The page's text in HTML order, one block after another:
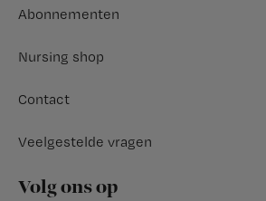
Abonnementen
Nursing shop
Contact
Veelgestelde vragen
Volg ons op